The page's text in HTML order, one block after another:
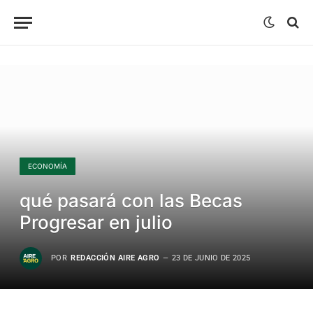
ECONOMÍA
qué pasará con las Becas
Progresar en julio
POR REDACCIÓN AIRE AGRO 23 DE JUNIO DE 2025